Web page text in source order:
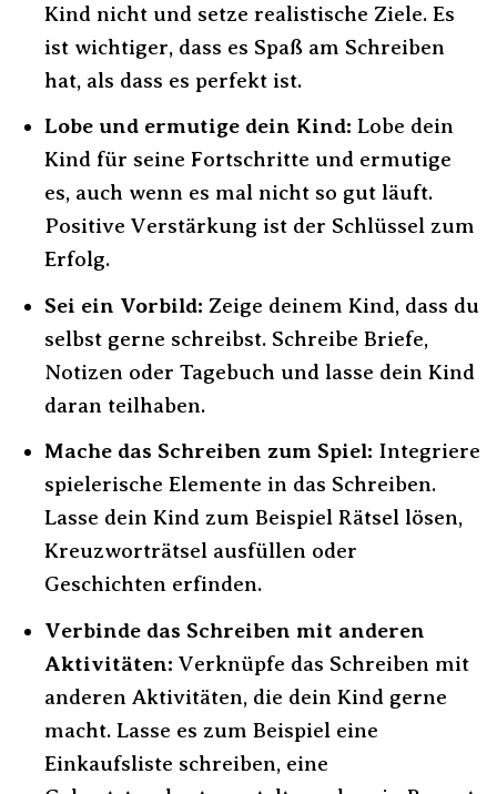
Kind nicht und setze realistische Ziele. Es
ist wichtiger, dass es Spaß am Schreiben
hat, als dass es perfekt ist.
Lobe und ermutige dein Kind: Lobe dein
Kind für seine Fortschritte und ermutige
es, auch wenn es mal nicht so gut läuft.
Positive Verstärkung ist der Schlüssel zum
Erfolg.
Sei ein Vorbild: Zeige deinem Kind, dass du
selbst gerne schreibst. Schreibe Briefe,
Notizen oder Tagebuch und lasse dein Kind
daran teilhaben.
Mache das Schreiben zum Spiel: Integriere
spielerische Elemente in das Schreiben.
Lasse dein Kind zum Beispiel Rätsel lösen,
Kreuzworträtsel ausfüllen oder
Geschichten erfinden.
Verbinde das Schreiben mit anderen
Aktivitäten: Verknüpfe das Schreiben mit
anderen Aktivitäten, die dein Kind gerne
macht. Lasse es zum Beispiel eine
Einkaufsliste schreiben, eine